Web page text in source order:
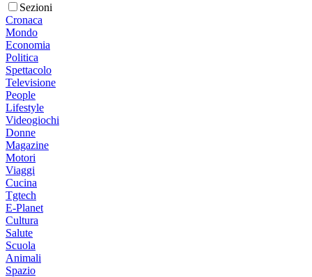
Sezioni
Cronaca
Mondo
Economia
Politica
Spettacolo
Televisione
People
Lifestyle
Videogiochi
Donne
Magazine
Motori
Viaggi
Cucina
Tgtech
E-Planet
Cultura
Salute
Scuola
Animali
Spazio